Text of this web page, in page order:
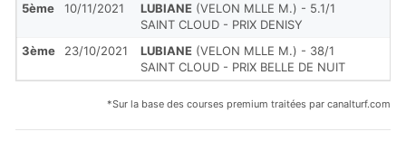
5ème
10/11/2021 LUBIANE (VELON MLLE M.) - 5.1/1
SAINT CLOUD - PRIX DENISY
3ème
23/10/2021 LUBIANE (VELON MLLE M.) - 38/1
SAINT CLOUD - PRIX BELLE DE NUIT
*Sur la base des courses premium traitées par canalturf.com